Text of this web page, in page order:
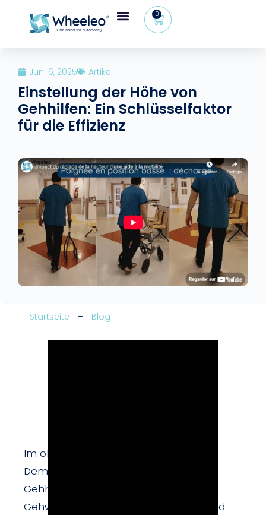
0
Juni 6, 2025 Artikel
Einstellung der Höhe von
Gehhilfen: Ein Schlüsselfaktor
für die Effizienz
Startseite – Blog
Im obigen Video sehen wir eine
Demonstration mit drei verschiedenen
Gehhilfen (ATM): einem Einhand-
Gehwagen Weeleo®, einem Rollator und